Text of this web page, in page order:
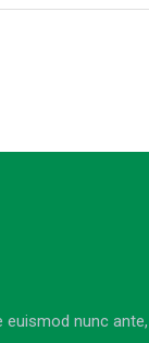
nunc